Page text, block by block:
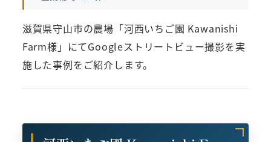
滋賀県守山市の農場「河西いちご園 Kawanishi
Farm様」にてGoogleストリートビュー撮影を実
施した事例をご紹介します。